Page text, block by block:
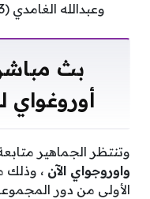
وعبدالله الغامدي (MAX 3).
بث
أوروغواي
وتنتظر الجماهير
واوروجواي الآن ، وذلك